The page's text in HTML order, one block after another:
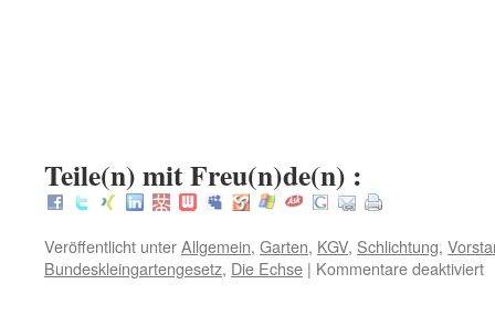
Teile(n) mit Freu(n)de(n) :
Veröffentlicht unterAllgemein, Garten, KGV, Schlichtung,
Bundeskleingartengesetz, Die Echse | Kommentare deaktiviert